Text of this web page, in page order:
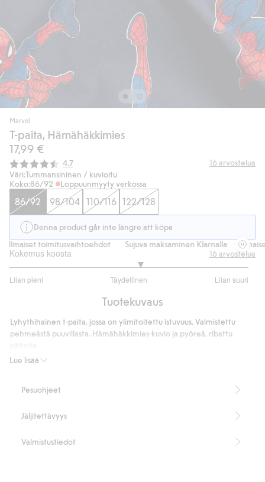
Marvel
T-paita, Hämähäkkimies
17,99 €
Keskimääräinen luokitus:
4.7 16 arvostelua
Väri:Tummansininen / kuvioitu
Koko:86/92 Loppuunmyyty verkossa
86/92 98/104 110/116 122/128
Denna product går inte längre att köpa
toimitusvaihtoehdot
Sujuva maksaminen Klarnalla
Kokemus koosta
Liian pieni Täydellinen Liian suuri
/
ääneen
16 arvostelua
Tuotekuvaus
Lue lisää
Lyhythihainen t-paita, jossa on ylimitoitettu istuvuus. Valmistettu
pehmeästä puuvillasta. Hämähäkkimies-kuvio ja pyöreä, ribattu
Tuotenumero
Pesuohjeet
Jäljitettävyys
Valmistustiedot